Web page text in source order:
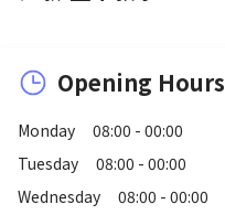
Opening Hours
Monday
08:00 - 00:00
Tuesday
08:00 - 00:00
Wednesday
08:00 - 00:00